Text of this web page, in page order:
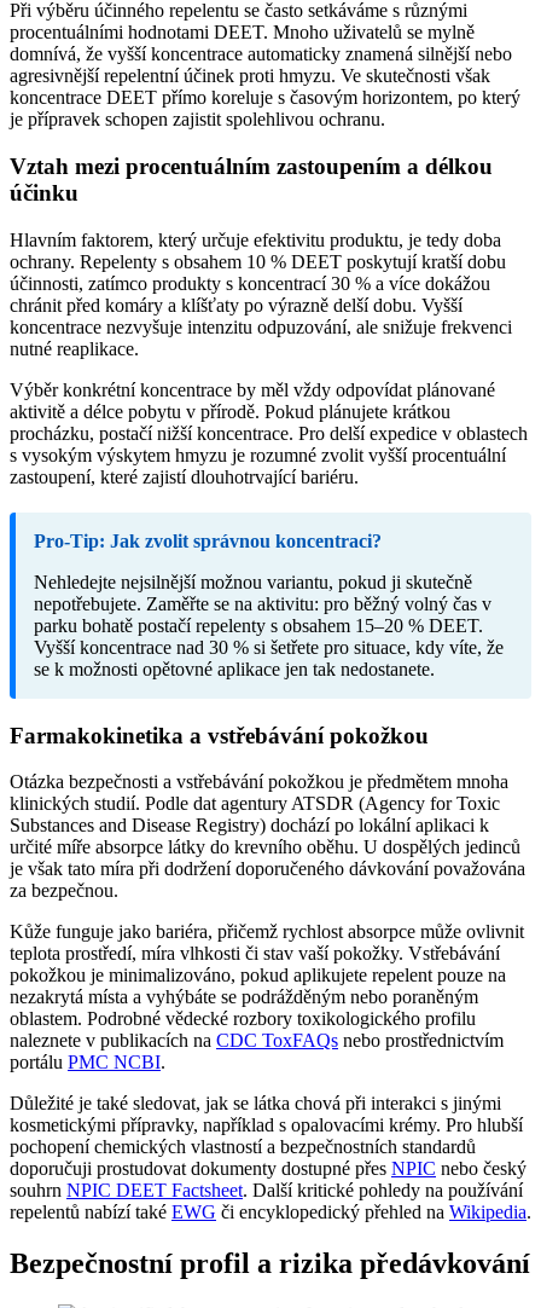
Při výběru účinného repelentu se často setkáváme s různými
procentuálními hodnotami DEET. Mnoho uživatelů se mylně
domnívá, že vyšší koncentrace automaticky znamená silnější nebo
agresivnější repelentní účinek proti hmyzu. Ve skutečnosti však
koncentrace DEET přímo koreluje s časovým horizontem, po který
je přípravek schopen zajistit spolehlivou ochranu.
Vztah mezi procentuálním zastoupením a délkou
účinku
Hlavním faktorem, který určuje efektivitu produktu, je tedy doba
ochrany. Repelenty s obsahem 10 % DEET poskytují kratší dobu
účinnosti, zatímco produkty s koncentrací 30 % a více dokážou
chránit před komáry a klíšťaty po výrazně delší dobu. Vyšší
koncentrace nezvyšuje intenzitu odpuzování, ale snižuje frekvenci
nutné reaplikace.
Výběr konkrétní koncentrace by měl vždy odpovídat plánované
aktivitě a délce pobytu v přírodě. Pokud plánujete krátkou
procházku, postačí nižší koncentrace. Pro delší expedice v oblastech
s vysokým výskytem hmyzu je rozumné zvolit vyšší procentuální
zastoupení, které zajistí dlouhotrvající bariéru.
Pro-Tip: Jak zvolit správnou koncentraci?
Nehledejte nejsilnější možnou variantu, pokud ji skutečně
nepotřebujete. Zaměřte se na aktivitu: pro běžný volný čas v
parku bohatě postačí repelenty s obsahem 15–20 % DEET.
Vyšší koncentrace nad 30 % si šetřete pro situace, kdy víte, že
se k možnosti opětovné aplikace jen tak nedostanete.
Farmakokinetika a vstřebávání pokožkou
Otázka bezpečnosti a vstřebávání pokožkou je předmětem mnoha
klinických studií. Podle dat agentury ATSDR (Agency for Toxic
Substances and Disease Registry) dochází po lokální aplikaci k
určité míře absorpce látky do krevního oběhu. U dospělých jedinců
je však tato míra při dodržení doporučeného dávkování považována
za bezpečnou.
Kůže funguje jako bariéra, přičemž rychlost absorpce může ovlivnit
teplota prostředí, míra vlhkosti či stav vaší pokožky. Vstřebávání
pokožkou je minimalizováno, pokud aplikujete repelent pouze na
nezakrytá místa a vyhýbáte se podrážděným nebo poraněným
oblastem. Podrobné vědecké rozbory toxikologického profilu
naleznete v publikacích na CDC ToxFAQs nebo prostřednictvím
portálu PMC NCBI.
Důležité je také sledovat, jak se látka chová při interakci s jinými
kosmetickými přípravky, například s opalovacími krémy. Pro hlubší
pochopení chemických vlastností a bezpečnostních standardů
doporučuji prostudovat dokumenty dostupné přes NPIC nebo český
souhrn NPIC DEET Factsheet. Další kritické pohledy na používání
repelentů nabízí také EWG či encyklopedický přehled na Wikipedia.
Bezpečnostní profil a rizika předávkování